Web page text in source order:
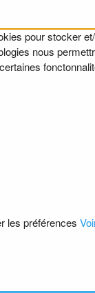
pour stocker
nous
les préférences